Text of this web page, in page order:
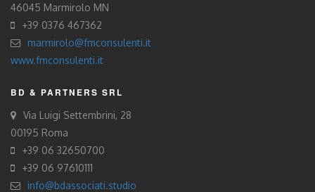
46045 Marmirolo MN
+39 0376 467362
marmirolo@fmconsulenti.it
www.fmconsulenti.it
BD & PARTNERS SRL
Via Luigi Settembrini, 28
00195 Roma
+39 06 32650700
+39 06 97610111
info@bdassociati.studio